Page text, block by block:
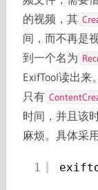
的视频，其
间，而不再是
到一个名为
ExifTool读出来
只有
时间，并且该
麻烦。具体采
1